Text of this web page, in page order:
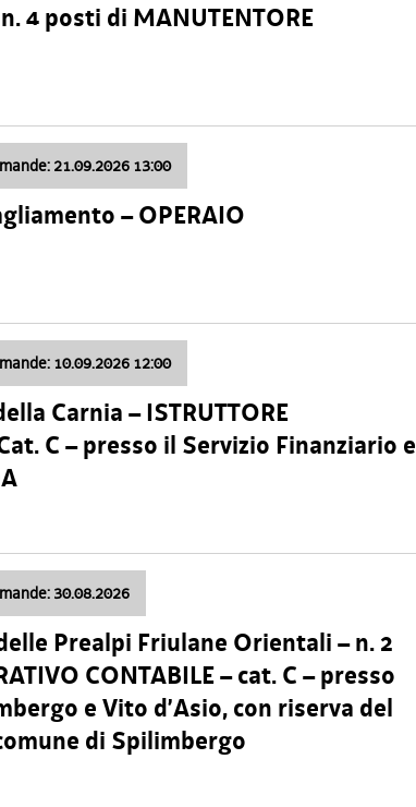
4 posti di MANUTENTORE
21.09.2026 13:00
– OPERAIO
10.09.2026 12:00
Carnia – ISTRUTTORE
C – presso il Servizio Finanziario e
30.08.2026
Prealpi Friulane Orientali – n. 2
CONTABILE – cat. C – presso
e Vito d’Asio, con riserva del
di Spilimbergo